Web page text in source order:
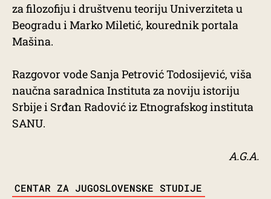
za filozofiju i društvenu teoriju Univerziteta u
Beogradu i Marko Miletić, kourednik portala
Mašina.
Razgovor vode Sanja Petrović Todosijević, viša
naučna saradnica Instituta za noviju istoriju
Srbije i Srđan Radović iz Etnografskog instituta
SANU.
A.G.A.
CENTAR ZA JUGOSLOVENSKE STUDIJE